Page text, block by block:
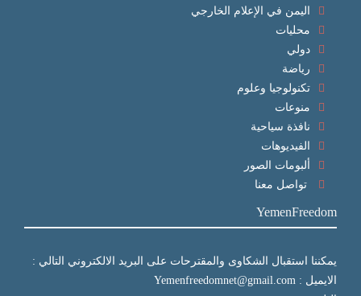
اليمن في الإعلام الخارجي
محليات
دولي
رياضة
تكنولوجيا وعلوم
منوعات
نافذة سياحية
الفيديوهات
ألبومات الصور
تواصل معنا
YemenFreedom
يمكننا استقبال الشكاوى والمقترحات على البريد الالكتروني التالي :
الايميل : Yemenfreedomnet@gmail.com